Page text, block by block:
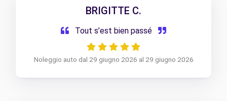
BRIGITTE C.
Tout s’est bien passé
Noleggio auto dal 29 giugno 2026 al 29 giugno 2026